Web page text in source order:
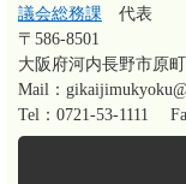
議会総務課
代表
〒586-8501
大阪府河内長野市原
Mail：
Tel：0721-53-1111